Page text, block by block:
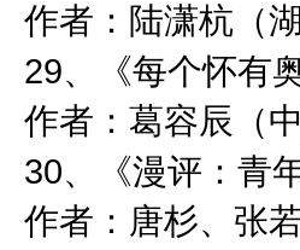
作者：陆潇杭（
29、《每个怀有
作者：葛容辰（
30、《漫评：青
作者：唐杉、张